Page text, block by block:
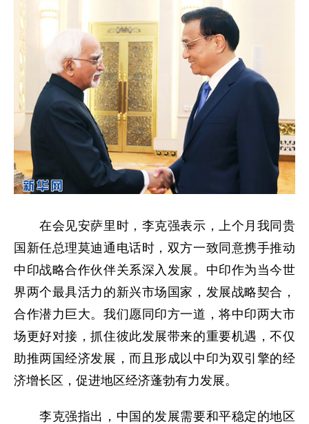
在会见安萨里时，李克强表示，上个月我同贵
国新任总理莫迪通电话时，双方一致同意携手推动
中印战略合作伙伴关系深入发展。中印作为当今世
界两个最具活力的新兴市场国家，发展战略契合，
合作潜力巨大。我们愿同印方一道，将中印两大市
场更好对接，抓住彼此发展带来的重要机遇，不仅
助推两国经济发展，而且形成以中印为双引擎的经
济增长区，促进地区经济蓬勃有力发展。
李克强指出，中国的发展需要和平稳定的地区